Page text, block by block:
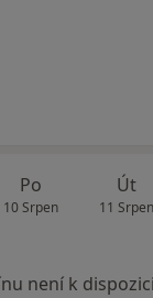
Po
10 Srpen
Út
11 Srpen
není k dispozici